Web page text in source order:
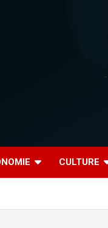
CULTURE